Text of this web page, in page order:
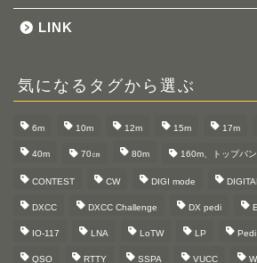
LINK
気になるタグから選ぶ
6m 10m 12m 15m 17m
40m 70㎝ 80m 160m、トップバ
CONTEST CW DIGI mode
DXCC DXCC Challenge DX pedi
IO-117 LNA LoTW LP Pedi
QSO RTTY SSPA VUCC